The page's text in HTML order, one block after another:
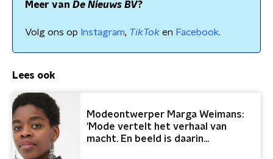
Meer van De Nieuws BV?
Volg ons op Instagram, TikTok en Facebook.
Lees ook
Modeontwerper Marga Weimans:
'Mode vertelt het verhaal van
macht. En beeld is daarin